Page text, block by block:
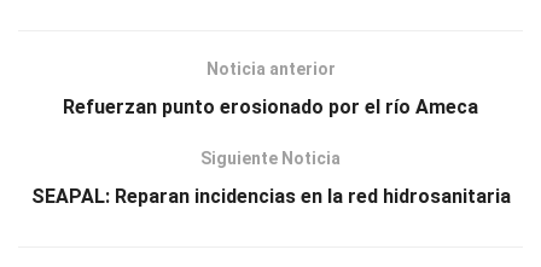
Noticia anterior
Refuerzan punto erosionado por el río Ameca
Siguiente Noticia
SEAPAL: Reparan incidencias en la red hidrosanitaria